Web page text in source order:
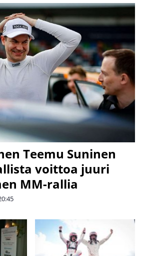
Teemu Suninen
voittoa juuri
MM-rallia